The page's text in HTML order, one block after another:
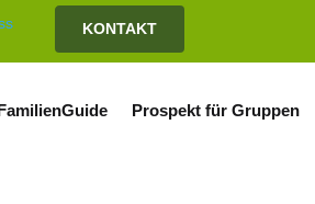
KONTAKT
Prospekt für Gruppen